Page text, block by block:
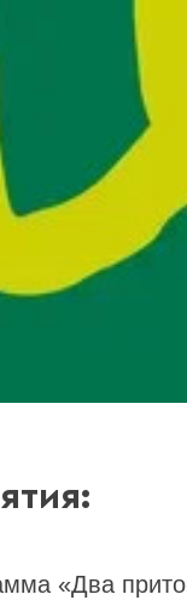
«Два